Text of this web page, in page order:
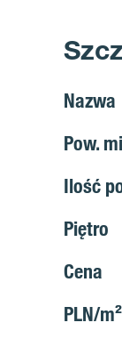
Nazwa
Pow.
Ilość
Piętro
Cena
PLN/m²